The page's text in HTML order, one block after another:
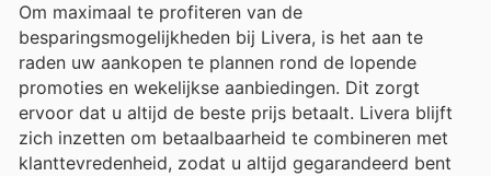
Om maximaal te profiteren van de
besparingsmogelijkheden bij Livera, is het aan te
raden uw aankopen te plannen rond de lopende
promoties en wekelijkse aanbiedingen. Dit zorgt
ervoor dat u altijd de beste prijs betaalt. Livera blijft
zich inzetten om betaalbaarheid te combineren met
klanttevredenheid, zodat u altijd gegarandeerd bent